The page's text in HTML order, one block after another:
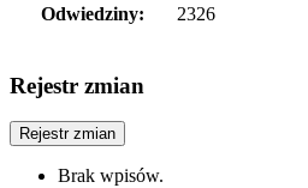
Odwiedziny:
2326
Rejestr zmian
Rejestr zmian
Brak wpisów.